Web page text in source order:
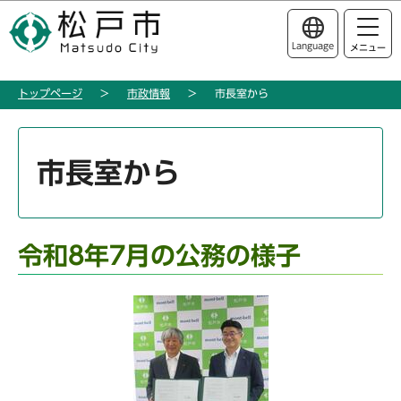
の
ー
このページの本文へ移動
Language メニュー
トップページ 市政情報 市長室から
ら
市長室から
令和8年7月の公務の様子